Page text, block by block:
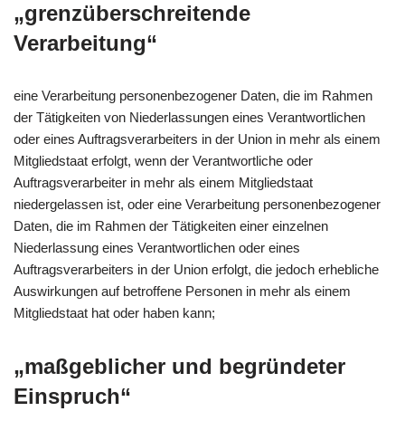
„grenzüberschreitende
Verarbeitung“
eine Verarbeitung personenbezogener Daten, die im Rahmen
der Tätigkeiten von Niederlassungen eines Verantwortlichen
oder eines Auftragsverarbeiters in der Union in mehr als einem
Mitgliedstaat erfolgt, wenn der Verantwortliche oder
Auftragsverarbeiter in mehr als einem Mitgliedstaat
niedergelassen ist, oder eine Verarbeitung personenbezogener
Daten, die im Rahmen der Tätigkeiten einer einzelnen
Niederlassung eines Verantwortlichen oder eines
Auftragsverarbeiters in der Union erfolgt, die jedoch erhebliche
Auswirkungen auf betroffene Personen in mehr als einem
Mitgliedstaat hat oder haben kann;
„maßgeblicher und begründeter
Einspruch“